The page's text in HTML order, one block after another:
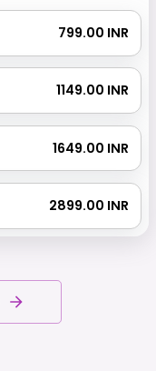
₹ 799.00 INR
₹ 1149.00 INR
₹ 1649.00 INR
₹ 2899.00 INR